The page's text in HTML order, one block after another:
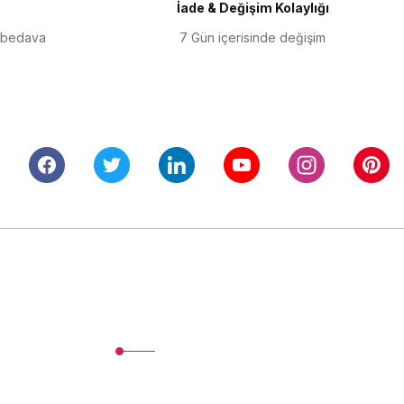
İade & Değişim Kolaylığı
7 Gün içerisinde değişim